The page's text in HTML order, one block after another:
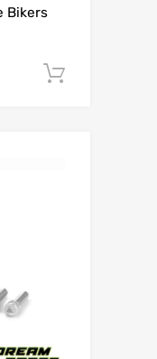
Bikers